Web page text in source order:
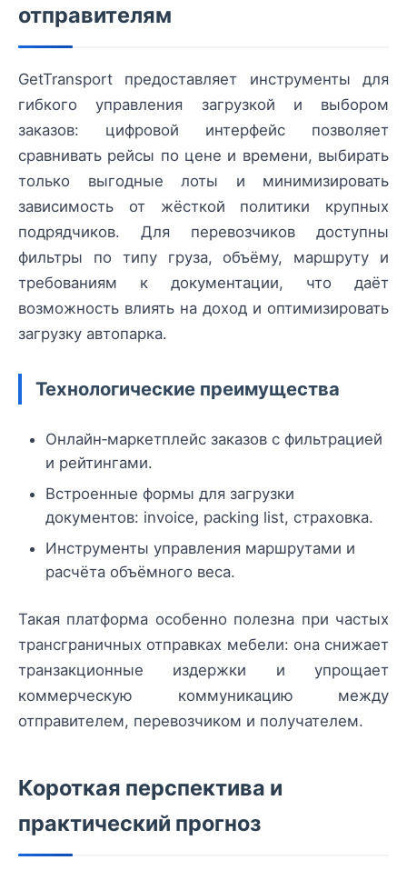
отправителям
GetTransport предоставляет инструменты для
гибкого управления загрузкой и выбором
заказов: цифровой интерфейс позволяет
сравнивать рейсы по цене и времени, выбирать
только выгодные лоты и минимизировать
зависимость от жёсткой политики крупных
подрядчиков. Для перевозчиков доступны
фильтры по типу груза, объёму, маршруту и
требованиям к документации, что даёт
возможность влиять на доход и оптимизировать
загрузку автопарка.
Технологические преимущества
Онлайн‑маркетплейс заказов с фильтрацией
и рейтингами.
Встроенные формы для загрузки
документов: invoice, packing list, страховка.
Инструменты управления маршрутами и
расчёта объёмного веса.
Такая платформа особенно полезна при частых
трансграничных отправках мебели: она снижает
транзакционные издержки и упрощает
коммерческую коммуникацию между
отправителем, перевозчиком и получателем.
Короткая перспектива и
практический прогноз